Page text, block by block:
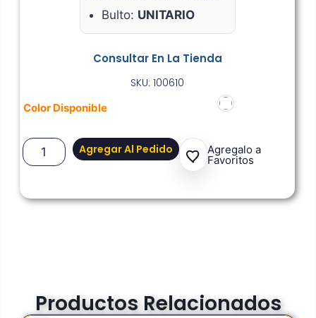
Consultar En La Tienda
SKU: 100610
Color Disponible
Agregar Al Pedido Agregalo a
Favoritos
Bulto: UNITARIO
Productos Relacionados